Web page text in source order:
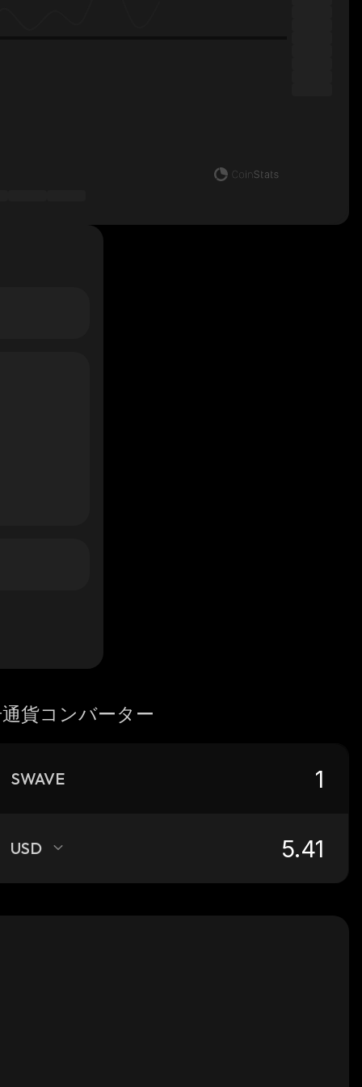
貨コンバーター
SWAVE
USD